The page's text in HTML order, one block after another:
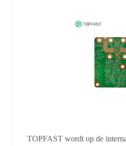
TOPFAST wordt op de